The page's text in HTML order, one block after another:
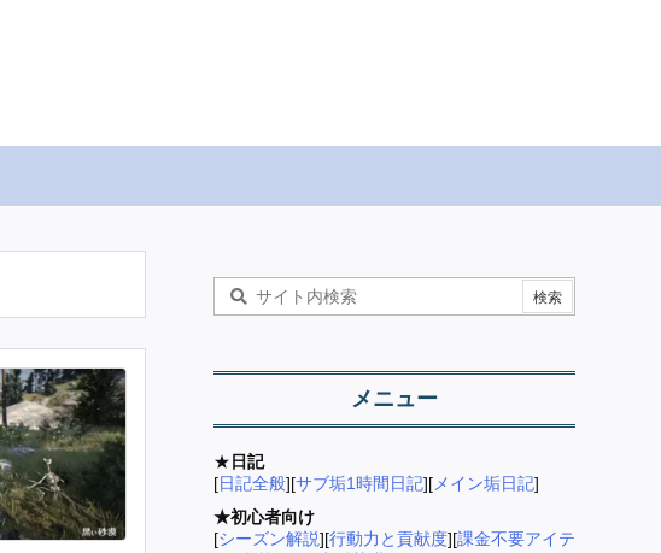
メニュー
★ 日記
[日記全般][サブ垢1時間日記][ メイン垢日記]
★初心者向け
[シーズン解説][行動力と貢献度][課金不要アイテ